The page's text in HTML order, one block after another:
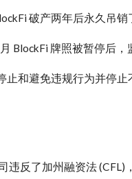
破产两年后永久吊销
BlockFi 牌照被暂停后
和避免违规行为并停止
反了加州融资法 (CFL)